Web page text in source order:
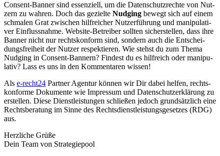
Con­sent-Ban­ner sind essen­zi­ell, um die Daten­schutz­rech­te von Nut­
zern zu wah­ren. Doch das geziel­te Nud­ging bewegt sich auf einem
schma­len Grat zwi­schen hilf­rei­cher Nut­zer­füh­rung und mani­pu­la­ti­
ver Ein­fluss­nah­me. Web­site-Betrei­ber soll­ten sicher­stel­len, dass ihre
Ban­ner nicht nur rechts­kon­form sind, son­dern auch die Ent­schei­
dungs­frei­heit der Nut­zer respek­tie­ren. Wie stehst du zum The­ma
Nud­ging in Con­sent-Ban­nern? Fin­dest du es hilf­reich oder mani­pu­
la­tiv? Lass es uns in den Kom­men­ta­ren wis­sen!
Als e‑recht24 Part­ner Agen­tur kön­nen wir Dir dabei hel­fen, rechts­
kon­for­me Doku­men­te wie Impres­sum und Daten­schutz­er­klä­rung zu
erstel­len. Die­se Dienst­leis­tun­gen schlie­ßen jedoch grund­sätz­lich eine
Rechts­be­ra­tung im Sin­ne des Rechts­dienst­leis­tungs­ge­set­zes (RDG)
aus.
Herz­li­che Grü­ße
Dein Team von Stra­te­gie­pool